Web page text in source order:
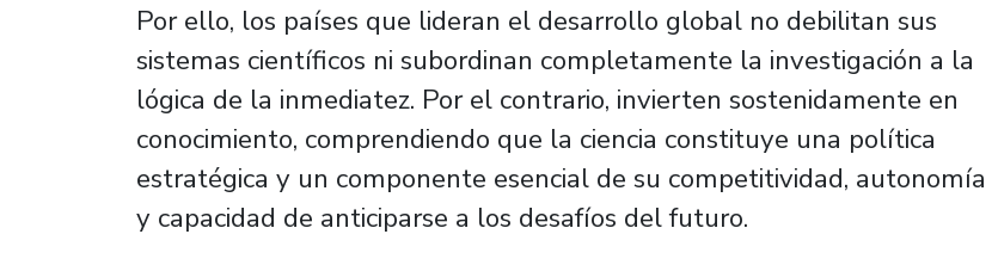
Por ello, los países que lideran el desarrollo global no debilitan sus
sistemas científicos ni subordinan completamente la investigación a la
lógica de la inmediatez. Por el contrario, invierten sostenidamente en
conocimiento, comprendiendo que la ciencia constituye una política
estratégica y un componente esencial de su competitividad, autonomía
y capacidad de anticiparse a los desafíos del futuro.